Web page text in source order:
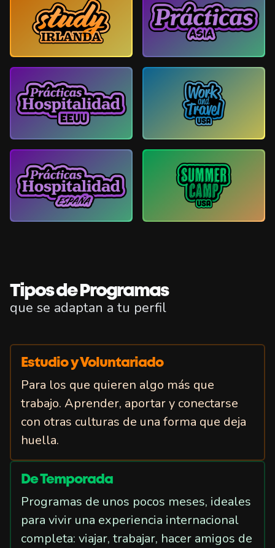
Tipos de Programas
que se adaptan a tu perfil
Estudio y Voluntariado
Para los que quieren algo más que
trabajo. Aprender, aportar y conectarse
con otras culturas de una forma que deja
huella.
De Temporada
Programas de unos pocos meses, ideales
para vivir una experiencia internacional
completa: viajar, trabajar, hacer amigos de